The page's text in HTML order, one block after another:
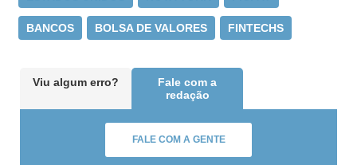
BANCOS BOLSA DE VALORES FINTECHS
Viu algum erro?
Fale com a
redação
FALE COM A GENTE